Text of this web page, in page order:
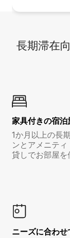
長期滞在
家具付き⁠の宿⁠泊⁠
1か月以上の長
ンとアメニテ
貸しでお部屋を
ニーズに合わ